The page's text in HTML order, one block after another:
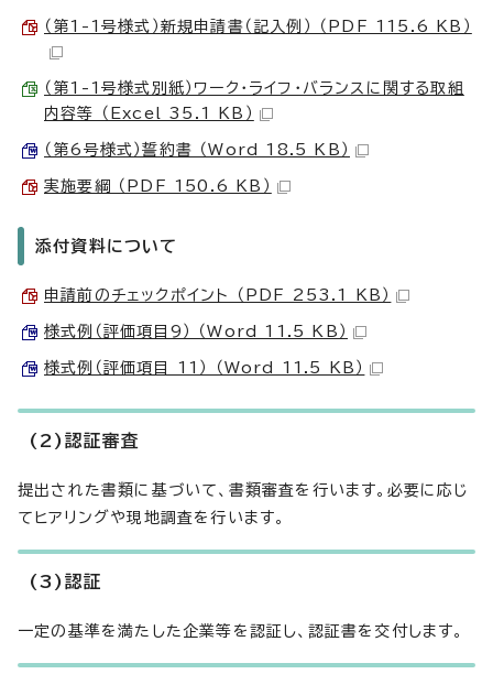
（第1-1号様式）新規申請書（記入例） （PDF 115.6 KB）
（第1-1号様式別紙）ワーク・ライフ・バランスに関する取組
内容等 （Excel 35.1 KB）
（第6号様式）誓約書 （Word 18.5 KB）
実施要綱 （PDF 150.6 KB）
添付資料について
申請前のチェックポイント （PDF 253.1 KB）
様式例（評価項目9） （Word 11.5 KB）
様式例（評価項目 11） （Word 11.5 KB）
(2)認証審査
提出された書類に基づいて、書類審査を行います。必要に応じ
てヒアリングや現地調査を行います。
(3)認証
一定の基準を満たした企業等を認証し、認証書を交付します。